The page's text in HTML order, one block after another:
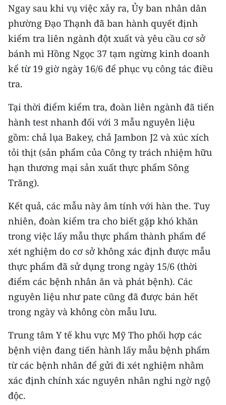
Media Thể thao
Media Giáo dục
Media Y tế
Media Khoa học - Công nghệ
Ảnh
Infographic
TIN MỚI
Trung du và miền núi phía Bắc
Đồng bằng sông Hồng
Bắc Trung Bộ
Duyên hải Nam Trung Bộ và Tây
Nguyên
Đông Nam Bộ
Đồng bằng sông Cửu Long
Chuyên trang Hà Nội
Chuyên trang TP. Hồ Chí Minh
Ngay sau khi vụ việc xảy ra, Ủy ban nhân dân
phường Đạo Thạnh đã ban hành quyết định
kiểm tra liên ngành đột xuất và yêu cầu cơ sở
bánh mì Hồng Ngọc 37 tạm ngừng kinh doanh
kể từ 19 giờ ngày 16/6 để phục vụ công tác điều
tra.
Tại thời điểm kiểm tra, đoàn liên ngành đã tiến
hành test nhanh đối với 3 mẫu nguyên liệu
gồm: chả lụa Bakey, chả Jambon J2 và xúc xích
tỏi thịt (sản phẩm của Công ty trách nhiệm hữu
hạn thương mại sản xuất thực phẩm Sông
Trăng).
Kết quả, các mẫu này âm tính với hàn the. Tuy
nhiên, đoàn kiểm tra cho biết gặp khó khăn
trong việc lấy mẫu thực phẩm thành phẩm để
xét nghiệm do cơ sở không xác định được mẫu
thực phẩm đã sử dụng trong ngày 15/6 (thời
điểm các bệnh nhân ăn và phát bệnh). Các
nguyên liệu như pate cũng đã được bán hết
trong ngày và không còn mẫu lưu.
Trung tâm Y tế khu vực Mỹ Tho phối hợp các
bệnh viện đang tiến hành lấy mẫu bệnh phẩm
từ các bệnh nhân để gửi đi xét nghiệm nhằm
xác định chính xác nguyên nhân nghi ngờ ngộ
độc.